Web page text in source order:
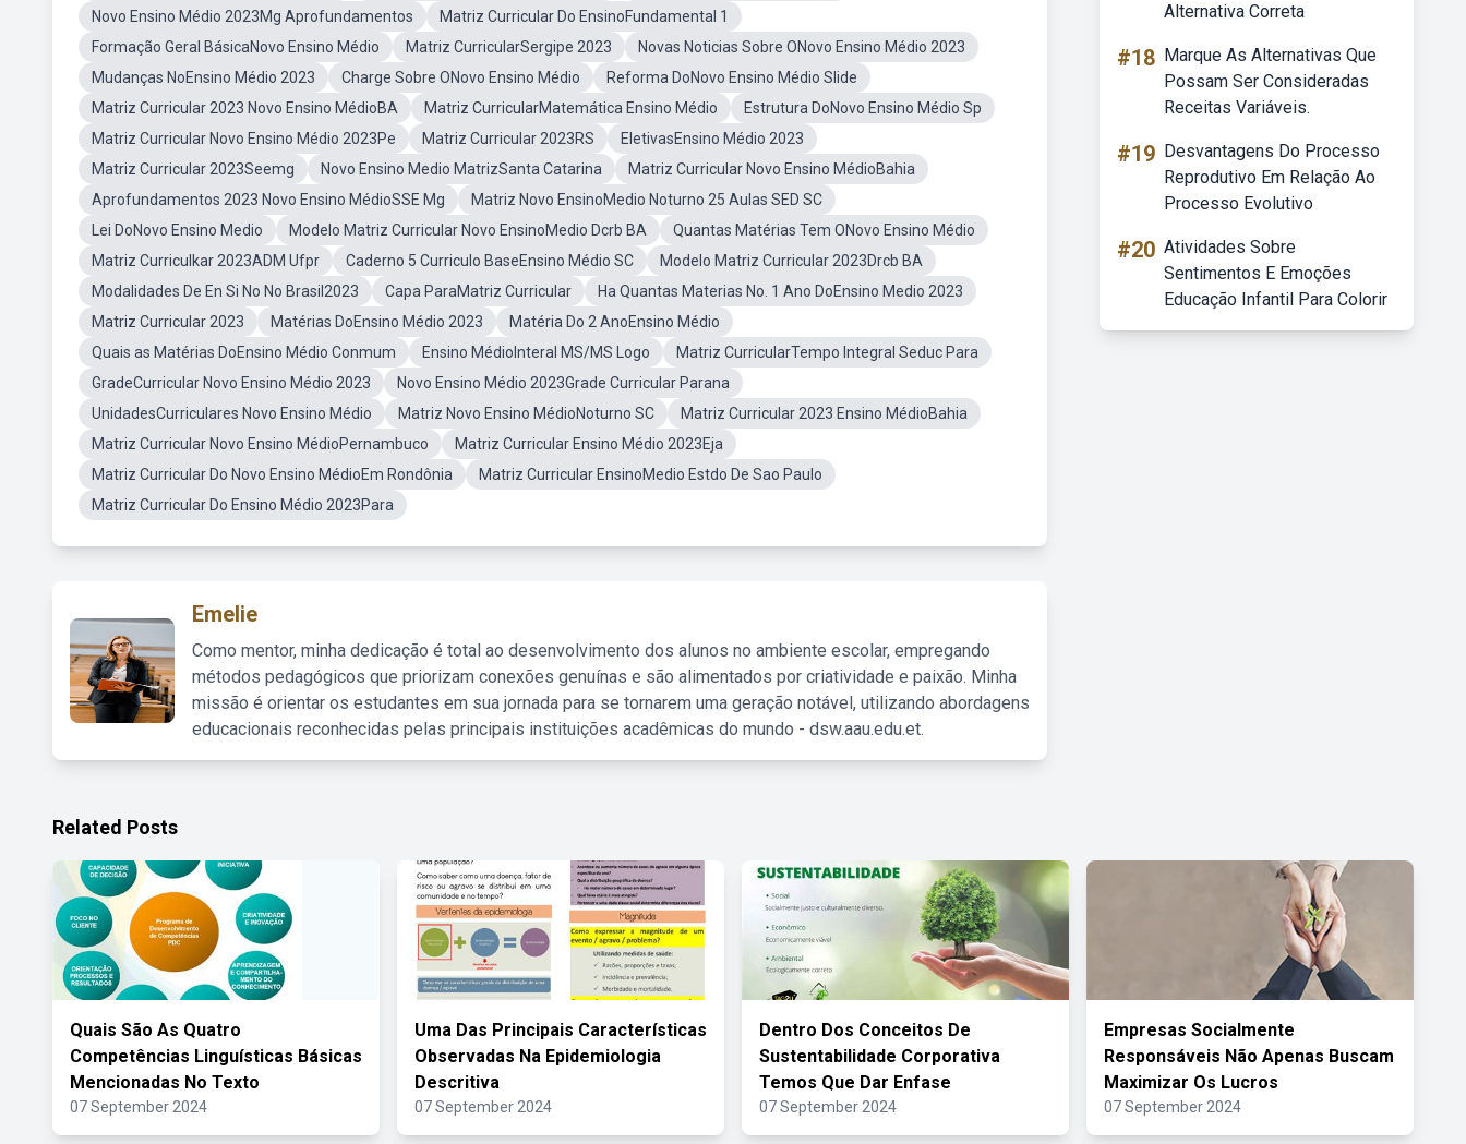
Novo Ensino Médio 2023Mg Aprofundamentos
Matriz Curricular Do EnsinoFundamental 1
Formação Geral BásicaNovo Ensino Médio
Matriz CurricularSergipe 2023
Novas Noticias Sobre ONovo Ensino Médio 2023
Mudanças NoEnsino Médio 2023
Charge Sobre ONovo Ensino Médio
Reforma DoNovo Ensino Médio Slide
Matriz Curricular 2023 Novo Ensino MédioBA
Matriz CurricularMatemática Ensino Médio
Estrutura DoNovo Ensino Médio Sp
Matriz Curricular Novo Ensino Médio 2023Pe
Matriz Curricular 2023RS
EletivasEnsino Médio 2023
Matriz Curricular 2023Seemg
Novo Ensino Medio MatrizSanta Catarina
Matriz Curricular Novo Ensino MédioBahia
Aprofundamentos 2023 Novo Ensino MédioSSE Mg
Matriz Novo EnsinoMedio Noturno 25 Aulas SED SC
Lei DoNovo Ensino Medio
Modelo Matriz Curricular Novo EnsinoMedio Dcrb BA
Quantas Matérias Tem ONovo Ensino Médio
Matriz Curriculkar 2023ADM Ufpr
Caderno 5 Curriculo BaseEnsino Médio SC
Modelo Matriz Curricular 2023Drcb BA
Modalidades De En Si No No Brasil2023
Capa ParaMatriz Curricular
Ha Quantas Materias No. 1 Ano DoEnsino Medio 2023
Matriz Curricular 2023
Matérias DoEnsino Médio 2023
Matéria Do 2 AnoEnsino Médio
Quais as Matérias DoEnsino Médio Conmum
Ensino MédioInteral MS/MS Logo
Matriz CurricularTempo Integral Seduc Para
GradeCurricular Novo Ensino Médio 2023
Novo Ensino Médio 2023Grade Curricular Parana
UnidadesCurriculares Novo Ensino Médio
Matriz Novo Ensino MédioNoturno SC
Matriz Curricular 2023 Ensino MédioBahia
Matriz Curricular Novo Ensino MédioPernambuco
Matriz Curricular Ensino Médio 2023Eja
Matriz Curricular Do Novo Ensino MédioEm Rondônia
Matriz Curricular EnsinoMedio Estdo De Sao Paulo
Matriz Curricular Do Ensino Médio 2023Para
Emelie
Como mentor, minha dedicação é total ao desenvolvimento dos alunos no ambiente escolar, empregando
métodos pedagógicos que priorizam conexões genuínas e são alimentados por criatividade e paixão. Minha
missão é orientar os estudantes em sua jornada para se tornarem uma geração notável, utilizando abordagens
educacionais reconhecidas pelas principais instituições acadêmicas do mundo - dsw.aau.edu.et.
Alternativa Correta
#18 Marque As Alternativas Que
Possam Ser Consideradas
Receitas Variáveis.
#19 Desvantagens Do Processo
Reprodutivo Em Relação Ao
Processo Evolutivo
#20 Atividades Sobre
Sentimentos E Emoções
Educação Infantil Para Colorir
Related Posts
Quais São As Quatro
Competências Linguísticas Básicas
Mencionadas No Texto
07 September 2024
Uma Das Principais Características
Observadas Na Epidemiologia
Descritiva
07 September 2024
Dentro Dos Conceitos De
Sustentabilidade Corporativa
Temos Que Dar Enfase
07 September 2024
Empresas Socialmente
Responsáveis Não Apenas Buscam
Maximizar Os Lucros
07 September 2024